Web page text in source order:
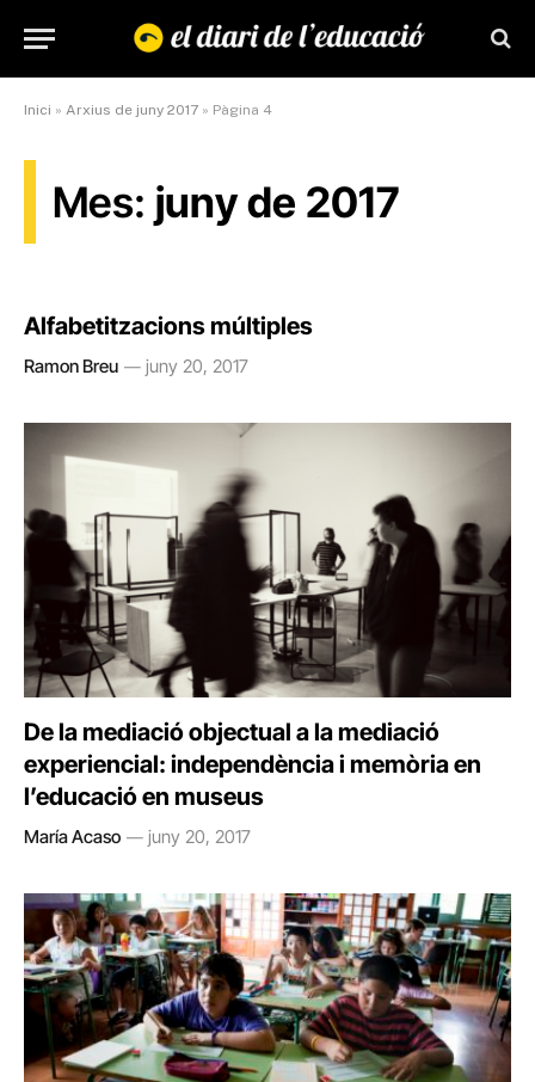
Inici » Arxius de juny 2017 » Pàgina 4
Mes: juny de 2017
Alfabetitzacions múltiples
Ramon Breu juny 20, 2017
De la mediació objectual a la mediació
experiencial: independència i memòria en
l’educació en museus
María Acaso juny 20, 2017